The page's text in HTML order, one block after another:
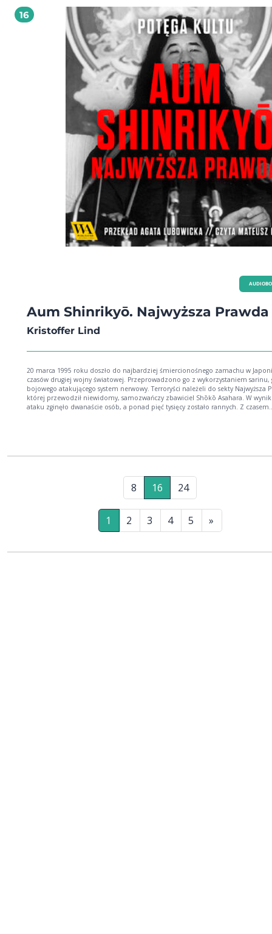
twórczej, jak i tych, którzy już tę drogę wybrali. Pokazuje ona prometeizm
wierzącego w siłę ludzkiego umysłu oraz przeplatanie się chwil triumfu z
gorzkiego rozczarowania. W niniejszej pozycji Czytelnicy będą mogli odnaleźć
wiadomości, które pozwolą im wniknąć nie tylko w dorobek wybitnego
także w pewnym sensie podążyć jego śladem, w czym pomocna okaże się m.in.
proponowana przez Teslę literatura oraz liczne opisy. Wartość tej książki kryje
intencjach, które przyświecały genialnemu inżynierowi przy spisywaniu treści
adresowanego do młodych wynalazców. Może ona stać się źródłem inspiracji,
motywacji i nośnikiem wiedzy, ale także być przestrogą przed dualizmem
natury. Posiada potencjał dydaktyczny opatrzony dozą solidnej dawki
odnośnie tego, które ze swoich wynalazków dojrzały Nikola Tesla cenił
dlaczego je wyróżnił.
16
Aum Shinrikyō. Najwyższa Prawda
Kristoffer Lind
20 marca 1995 roku doszło do najbardziej śmiercionośnego zamachu w
czasów drugiej wojny światowej. Przeprowadzono go z wykorzystaniem sarinu,
bojowego atakującego system nerwowy. Terroryści należeli do sekty Najwyższa
której przewodził niewidomy, samozwańczy zbawiciel Shōkō Asahara. W
ataku zginęło dwanaście osób, a ponad pięć tysięcy zostało rannych. Z czasem
8 16 24
1 2 3 4 5 »